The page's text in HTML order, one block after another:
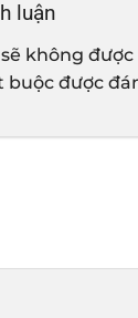
luận
không
buộc được